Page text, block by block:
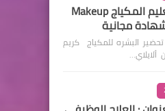
دورة مجانية تعليم المكياج Makeup
مجانية
البشره للمكياج كريم
ألايلاي…